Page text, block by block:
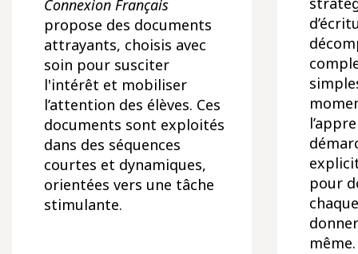
Connexion Français
propose des documents
attrayants, choisis avec
soin pour susciter
l'intérêt et mobiliser
l’attention des élèves. Ces
documents sont exploités
dans des séquences
courtes et dynamiques,
orientées vers une tâche
stimulante.
pour
même.